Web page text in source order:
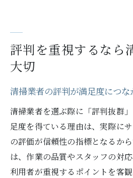
評判を重視するなら
大切
清掃業者の評判が満足度につ
清掃業者を選ぶ際に「評判抜群
足度を得ている理由は、実際に
の評価が信頼性の指標となるか
は、作業の品質やスタッフの対
利用者が重視するポイントを客